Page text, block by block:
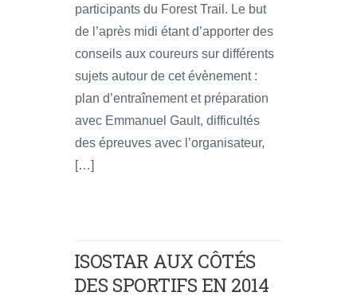
participants du Forest Trail. Le but
de l’après midi étant d’apporter des
conseils aux coureurs sur différents
sujets autour de cet évènement :
plan d’entraînement et préparation
avec Emmanuel Gault, difficultés
des épreuves avec l’organisateur,
[…]
ISOSTAR AUX CÔTÉS
DES SPORTIFS EN 2014